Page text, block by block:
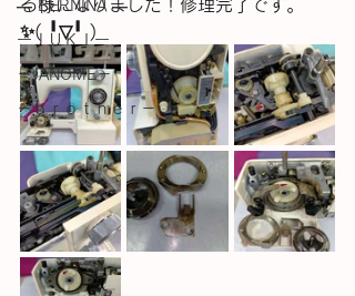
― BERNINA ―
ーＪＵＫＩー
－JANOME－
－ｂｒｏｔｈｅｒ－
る様になりました！修理完了です。
✨(⁠ ⁠╹⁠▽⁠╹⁠ ⁠)